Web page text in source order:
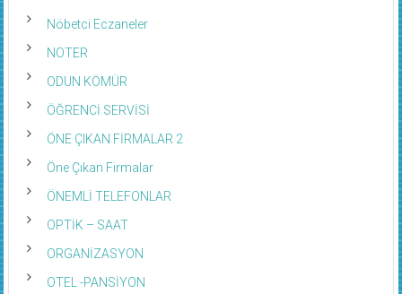
Nöbetci Eczaneler
NOTER
ODUN KÖMÜR
ÖĞRENCİ SERVİSİ
ÖNE ÇIKAN FİRMALAR 2
Öne Çıkan Firmalar
ÖNEMLİ TELEFONLAR
OPTİK – SAAT
ORGANİZASYON
OTEL -PANSİYON